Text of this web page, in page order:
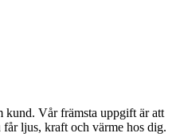
kund. Vår främsta uppgift är att
ljus, kraft och värme hos dig.